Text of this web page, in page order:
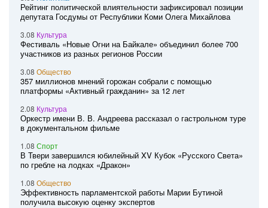
Рейтинг политической влиятельности зафиксировал позиции
депутата Госдумы от Республики Коми Олега Михайлова
3.08 Культура
Фестиваль «Новые Огни на Байкале» объединил более 700
участников из разных регионов России
3.08 Общество
357 миллионов мнений горожан собрали с помощью
платформы «Активный гражданин» за 12 лет
2.08 Культура
Оркестр имени В. В. Андреева рассказал о гастрольном туре
в документальном фильме
1.08 Спорт
В Твери завершился юбилейный XV Кубок «Русского Света»
по гребле на лодках «Дракон»
1.08 Общество
Эффективность парламентской работы Марии Бутиной
получила высокую оценку экспертов